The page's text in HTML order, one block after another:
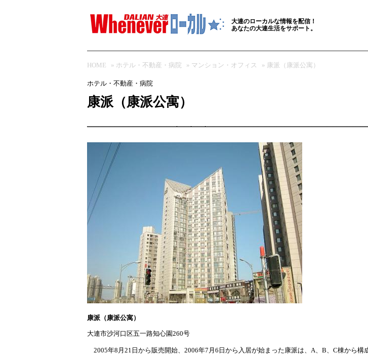
大連のローカルな情報を配信！
あなたの大連生活をサポート。
HOME » ホテル・不動産・病院 » マンション・オフィス » 康派（康派公寓）
ホテル・不動産・病院
康派（康派公寓）
康派（康派公寓）
大連市沙河口区五一路知心園260号
2005年8月21日から販売開始、2006年7月6日から入居が始まった康派は、A、B、C棟から構